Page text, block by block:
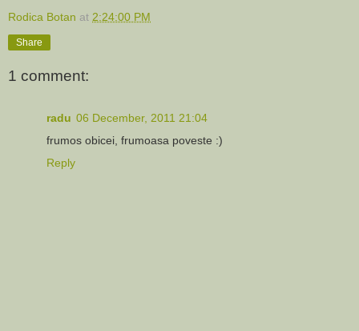
Rodica Botan at 2:24:00 PM
Share
1 comment:
radu 06 December, 2011 21:04
frumos obicei, frumoasa poveste :)
Reply